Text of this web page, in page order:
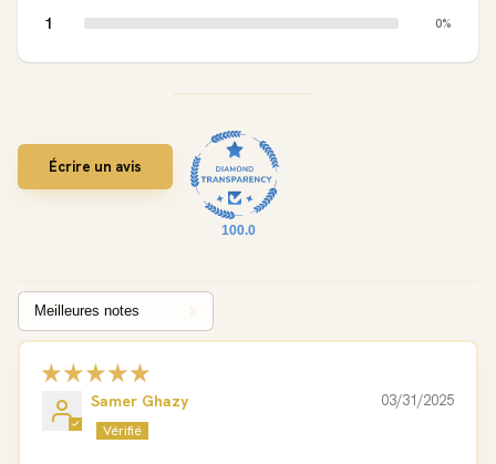
1 0%
Écrire un avis
100.0
Sort by
03/31/2025
Samer Ghazy